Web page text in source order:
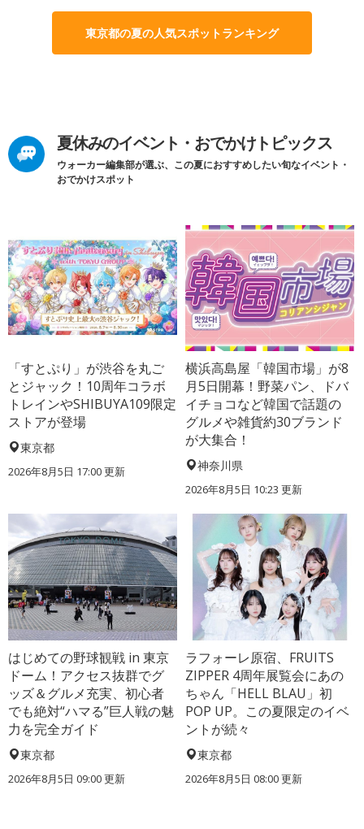
東京都の夏の人気スポットランキング
夏休みのイベント・おでかけトピックス
ウォーカー編集部が選ぶ、この夏におすすめしたい旬なイベント・
おでかけスポット
「すとぷり」が渋谷を丸ご
とジャック！10周年コラボ
トレインやSHIBUYA109限定
ストアが登場
東京都
2026年8月5日 17:00更新
横浜高島屋「韓国市場」が8
月5日開幕！野菜パン、ドバ
イチョコなど韓国で話題の
グルメや雑貨約30ブランド
が大集合！
神奈川県
2026年8月5日 10:23 更新
はじめての野球観戦 in 東京
ドーム！アクセス抜群でグ
ッズ＆グルメ充実、初心者
でも絶対“ハマる”巨人戦の魅
力を完全ガイド
東京都
2026年8月5日 09:00更新
ラフォーレ原宿、FRUITS
ZIPPER 4周年展覧会にあの
ちゃん「HELL BLAU」初
POP UP。この夏限定のイベ
ントが続々
東京都
2026年8月5日 08:00更新